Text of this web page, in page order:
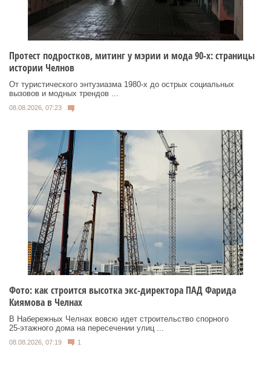
Протест подростков, митинг у мэрии и мода 90-х: страницы
истории Челнов
От туристического энтузиазма 1980‑х до острых социальных
вызовов и модных трендов ...
08.08.2026, 07:23
Фото: как строится высотка экс-директора ПАД Фарида
Киямова в Челнах
В Набережных Челнах вовсю идет строительство спорного
25‑этажного дома на пересечении улиц ...
08.08.2026, 07:19 1